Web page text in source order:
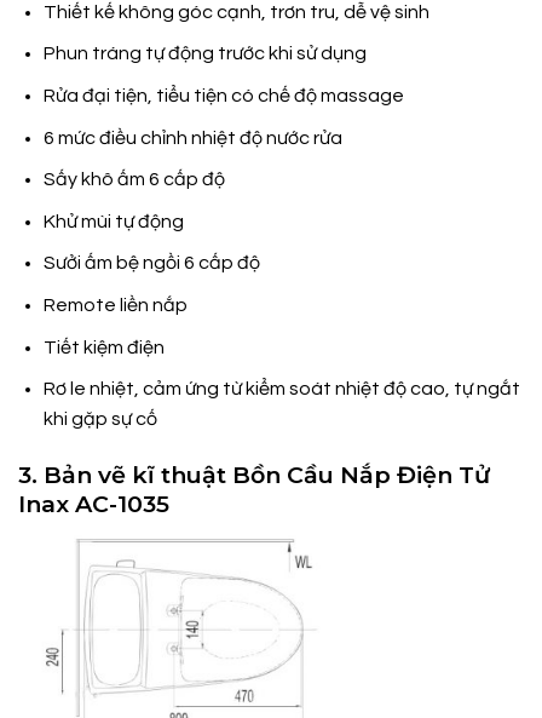
Thiết kế không góc cạnh, trơn tru, dễ vệ sinh
Phun tráng tự động trước khi sử dụng
Rửa đại tiện, tiểu tiện có chế độ massage
6 mức điều chỉnh nhiệt độ nước rửa
Sấy khô ấm 6 cấp độ
Khử mùi tự động
Sưởi ấm bệ ngồi 6 cấp độ
Remote liền nắp
Tiết kiệm điện
Rơ le nhiệt, cảm ứng từ kiểm soát nhiệt độ cao, tự ngắt
khi gặp sự cố
3. Bản vẽ kĩ thuật Bồn Cầu Nắp Điện Tử
Inax AC-1035